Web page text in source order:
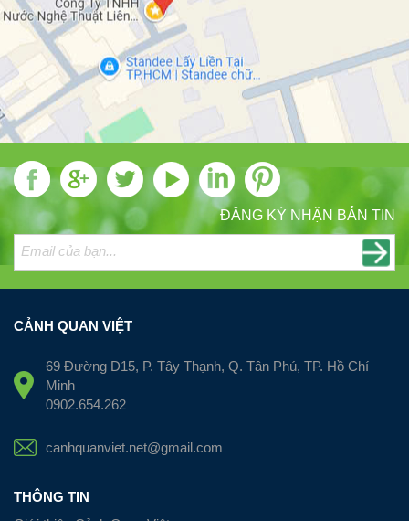
ĐĂNG KÝ NHẬN BẢN TIN
CẢNH QUAN VIỆT
69 Đường D15, P. Tây Thạnh, Q. Tân Phú, TP. Hồ Chí
Minh
0902.654.262
canhquanviet.net@gmail.com
THÔNG TIN